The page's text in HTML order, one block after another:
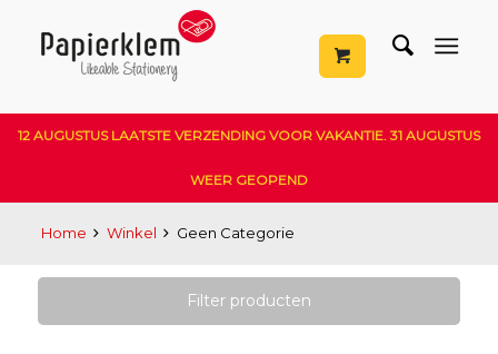
12 AUGUSTUS LAATSTE VERZENDING VOOR VAKANTIE. 31 AUGUSTUS
WEER GEOPEND
Home Winkel Geen Categorie
Filter producten